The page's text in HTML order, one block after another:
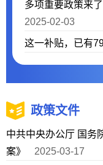
多项重要政策来
2025-02-03
这一补贴，已有
政策文件
中共中央办公厅 国务
案》
2025-03-17